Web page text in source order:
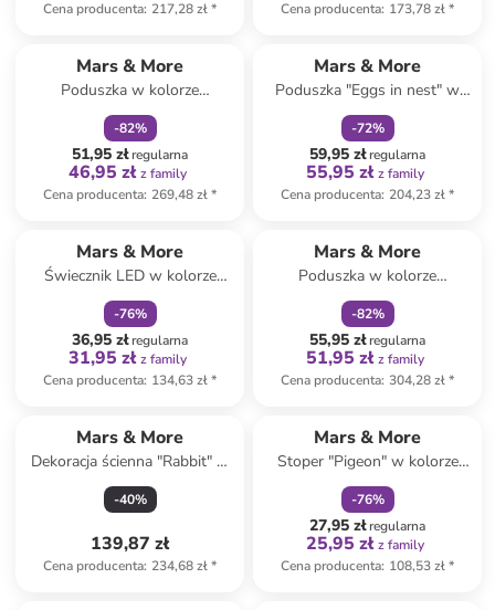
Cena producenta: 217,28 zł*
Cena producenta: 173,78 zł*
Mars & More
Poduszka w kolorze
jasnobrązowym z juty - 45 x
45 cm
-82%
51,95 złregularna
46,95 zł z family
Cena producenta: 269,48 zł*
Mars & More
Poduszka "Eggs in nest" w
kolorze jasnobrązowym - 50 x
50 cm
-72%
59,95 złregularna
55,95 zł z family
Cena producenta: 204,23 zł*
Mars & More
Świecznik LED w kolorze
czarnym - wys. 14,5 x Ø 10
cm
-76%
36,95 złregularna
31,95 zł z family
Cena producenta: 134,63 zł*
Mars & More
Poduszka w kolorze
jasnobrązowym z juty - szer.
62 x Ø 16 cm
-82%
55,95 złregularna
51,95 zł z family
Cena producenta: 304,28 zł*
Mars & More
Dekoracja ścienna "Rabbit" w
kolorze brązowym - dł. 30 cm
-40%
139,87 zł
Cena producenta: 234,68 zł*
Mars & More
Stoper "Pigeon" w kolorze
szarym do drzwi - 18 x 21 x
10 cm
-76%
27,95 złregularna
25,95 zł z family
Cena producenta: 108,53 zł*